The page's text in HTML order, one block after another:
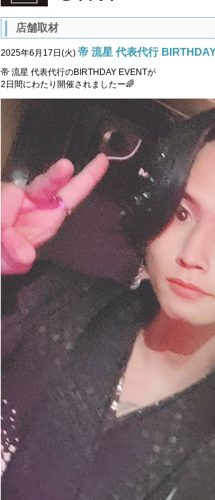
店舗取材
2025年6月17日(火) 帝 流星 代表代行
帝 流星 代表代行のBIRTHDAY EVENTが
2日間にわたり開催されましたー🌈